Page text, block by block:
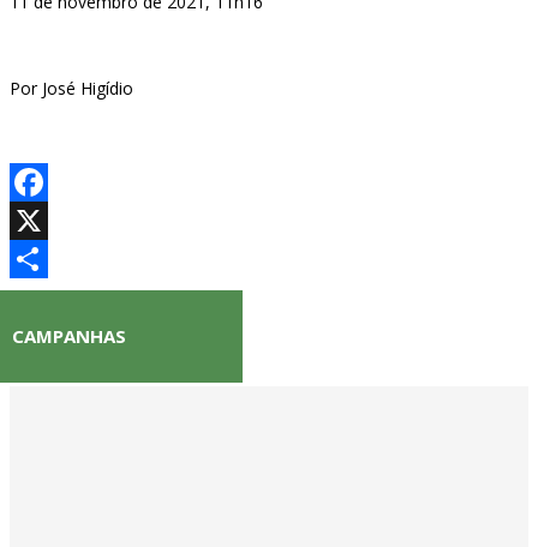
Por José Higídio
Facebook
X
Share
CAMPANHAS